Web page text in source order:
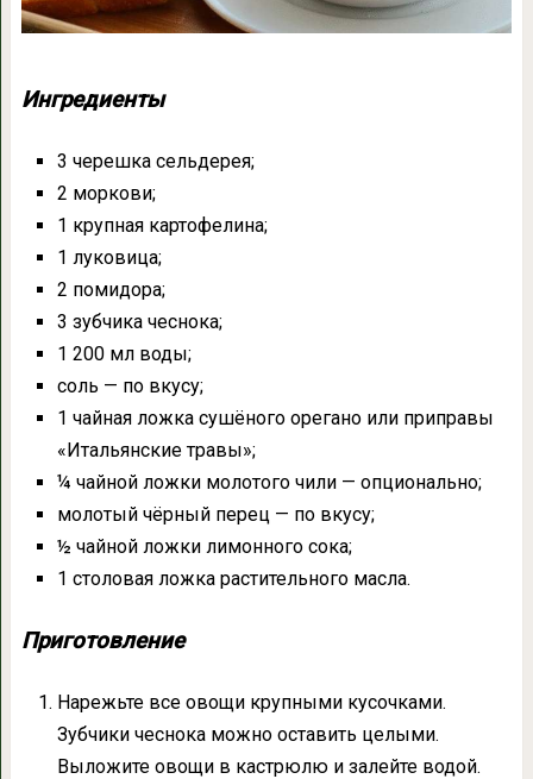
Ингредиенты
3 черешка сельдерея;
2 моркови;
1 крупная картофелина;
1 луковица;
2 помидора;
3 зубчика чеснока;
1 200 мл воды;
соль — по вкусу;
1 чайная ложка сушёного орегано или приправы
«Итальянские травы»;
¼ чайной ложки молотого чили — опционально;
молотый чёрный перец — по вкусу;
½ чайной ложки лимонного сока;
1 столовая ложка растительного масла.
Приготовление
Нарежьте все овощи крупными кусочками.
Зубчики чеснока можно оставить целыми.
Выложите овощи в кастрюлю и залейте водой.